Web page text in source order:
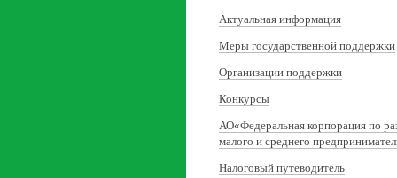
Актуальная информация
Меры государственной поддержки
Организации поддержки
Конкурсы
АО«Федеральная корпорация по
малого и среднего
Налоговый путеводитель